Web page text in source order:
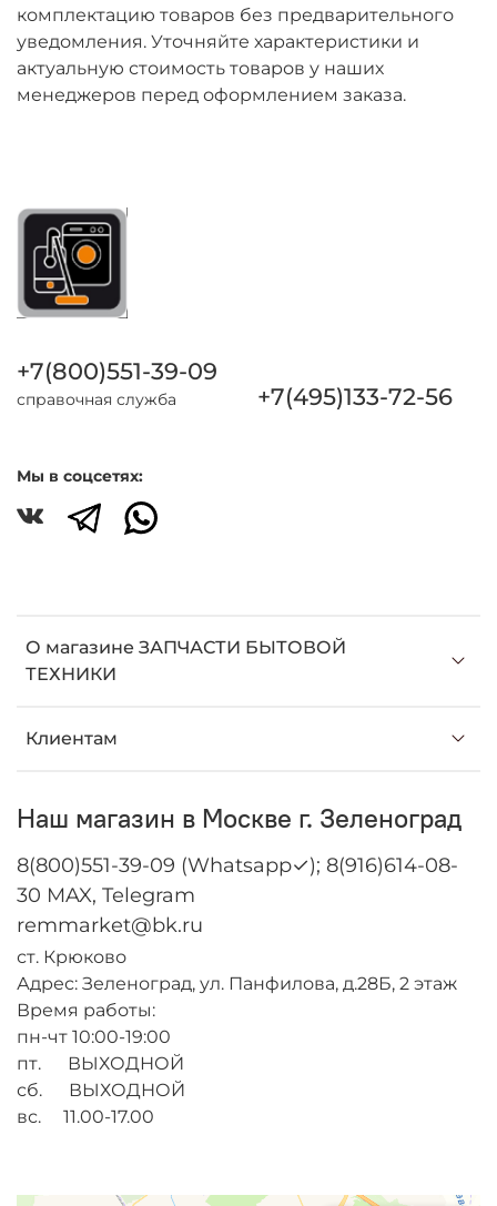
комплектацию товаров без предварительного
уведомления. Уточняйте характеристики и
актуальную стоимость товаров у наших
менеджеров перед оформлением заказа.
О магазине ЗАПЧАСТИ БЫТОВОЙ
ТЕХНИКИ
Клиентам
+7(800)551-39-09
справочная служба +7(495)133-72-56
Мы в соцсетях:
Наш магазин в Москве г. Зеленоград
8(800)551-39-09 (Whatsapp✓); 8(916)614-08-
30 MAX, Telegram
remmarket@bk.ru
ст. Крюково
Адрес: Зеленоград, ул. Панфилова, д.28Б, 2 этаж
Время работы:
пн-чт 10:00-19:00
пт. ВЫХОДНОЙ
сб. ВЫХОДНОЙ
вс. 11.00-17.00